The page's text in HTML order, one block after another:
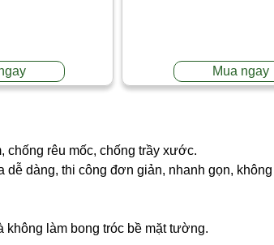
Mua ngay
chống rêu mốc, chống trầy xước.
dễ dàng, thi công đơn giản, nhanh gọn,
không làm bong tróc bề mặt tường.